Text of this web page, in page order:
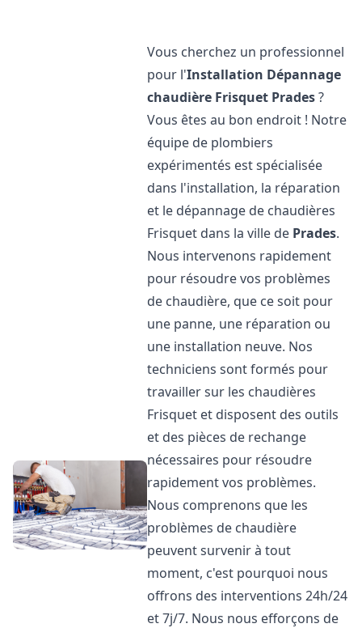
Vous cherchez un professionnel
pour l'Installation Dépannage
chaudière Frisquet Prades?
Vous êtes au bon endroit ! Notre
équipe de plombiers
expérimentés est spécialisée
dans l'installation, la réparation
et le dépannage de chaudières
Frisquet dans la ville de Prades.
Nous intervenons rapidement
pour résoudre vos problèmes
de chaudière, que ce soit pour
une panne, une réparation ou
une installation neuve. Nos
techniciens sont formés pour
travailler sur les chaudières
Frisquet et disposent des outils
et des pièces de rechange
nécessaires pour résoudre
rapidement vos problèmes.
Nous comprenons que les
problèmes de chaudière
peuvent survenir à tout
moment, c'est pourquoi nous
offrons des interventions 24h/24
et 7j/7. Nous nous efforçons de